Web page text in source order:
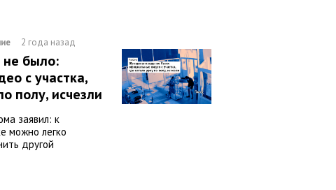
2 года назад
было:
с участка,
полу, исчезли
заявил: к
можно легко
другой